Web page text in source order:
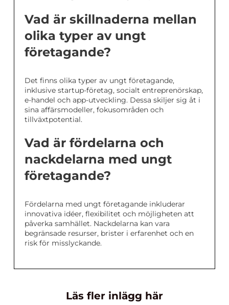
Vad är skillnaderna mellan
olika typer av ungt
företagande?
Det finns olika typer av ungt företagande,
inklusive startup-företag, socialt entreprenörskap,
e-handel och app-utveckling. Dessa skiljer sig åt i
sina affärsmodeller, fokusområden och
tillväxtpotential.
Vad är fördelarna och
nackdelarna med ungt
företagande?
Fördelarna med ungt företagande inkluderar
innovativa idéer, flexibilitet och möjligheten att
påverka samhället. Nackdelarna kan vara
begränsade resurser, brister i erfarenhet och en
risk för misslyckande.
Läs fler inlägg här